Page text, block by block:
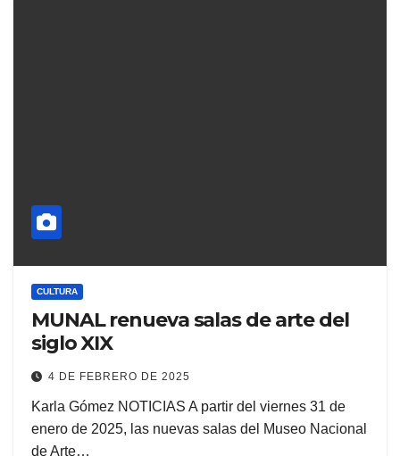
CULTURA
MUNAL renueva salas de arte del
siglo XIX
4 DE FEBRERO DE 2025
Karla Gómez NOTICIAS A partir del viernes 31 de
enero de 2025, las nuevas salas del Museo Nacional
de Arte…